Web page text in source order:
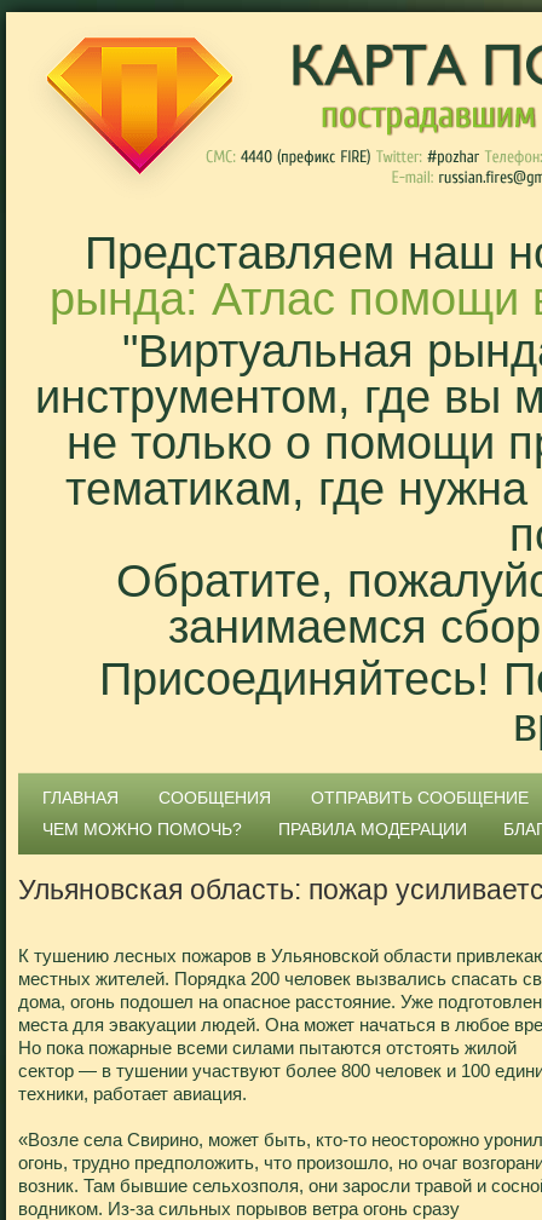
Представляем наш
рында: Атлас помощи
"Виртуальная
инструментом, где вы
не только о помощи
тематикам, где
Обратите,
занимаемся
Присоединяйтесь!
ГЛАВНАЯ СООБЩЕНИЯ
ОТПРАВИТЬ СООБЩЕНИЕ
ЧЕМ МОЖНО ПОМОЧЬ?
ПРАВИЛА МОДЕРАЦИИ
Ульяновская область: пожар
К тушению лесных пожаров в Ульяновской области
местных жителей. Порядка 200 человек вызвались спасать
дома, огонь подошел на опасное расстояние. Уже
места для эвакуации людей. Она может начаться в любое
Но пока пожарные всеми силами пытаются отстоять жилой
сектор — в тушении участвуют более 800 человек и 100
техники, работает авиация.
«Возле села Свирино, может быть, кто-то неосторожно уронил
огонь, трудно предположить, что произошло, но очаг
возник. Там бывшие сельхозполя, они заросли травой и
водником. Из-за сильных порывов ветра огонь сразу